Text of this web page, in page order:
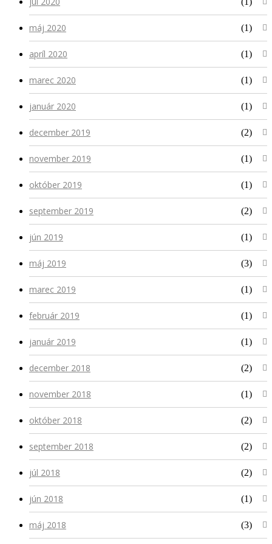
máj 2020 (1)
apríl 2020 (1)
marec 2020 (1)
január 2020 (1)
december 2019 (2)
november 2019 (1)
október 2019 (1)
september 2019 (2)
jún 2019 (1)
máj 2019 (3)
marec 2019 (1)
február 2019 (1)
január 2019 (1)
december 2018 (2)
november 2018 (1)
október 2018 (2)
september 2018 (2)
júl 2018 (2)
jún 2018 (1)
máj 2018 (3)